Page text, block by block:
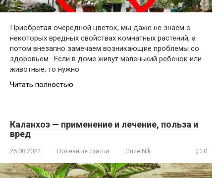
Приобретая очередной цветок, мы даже не знаем о
некоторых вредных свойствах комнатных растений, а
потом внезапно замечаем возникающие проблемы со
здоровьем. Если в доме живут маленький ребенок или
животные, то нужно
Читать полностью
Каланхоэ — применение и лечение, польза и
вред
26.08.2022 Полезные статьи GuzelNik 0